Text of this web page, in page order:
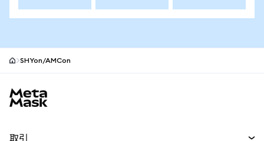
SHYon/AMCon
取引